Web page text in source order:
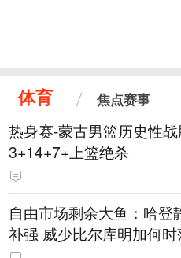
体育 焦点赛事
热身赛-蒙古男篮历史性
3+14+7+上篮绝杀
自由市场剩余大鱼：哈登
补强 威少比尔库明加何时